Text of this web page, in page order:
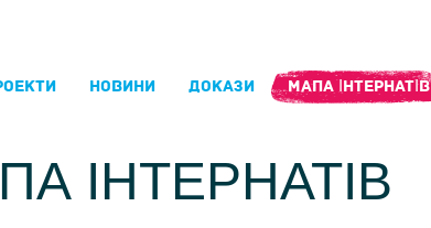
НОВИНИ ДОКАЗИ МАПА ІНТЕРНАТІВ
ІНТЕРНАТІВ